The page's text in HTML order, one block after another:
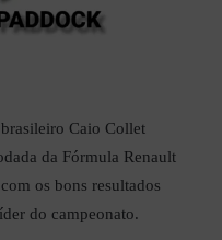
Caio Collet
da Fórmula Renault
os bons resultados
do campeonato.